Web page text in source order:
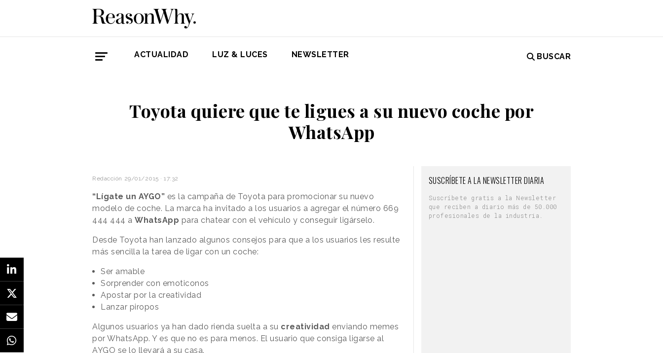
ACTUALIDAD LUZ & LUCES NEWSLETTER BUSCAR
Toyota quiere que te ligues a su nuevo coche por
WhatsApp
Redacción 29/01/2015 · 17:32
“Lígate un AYGO” es la campaña de Toyota para promocionar su nuevo
modelo de coche. La marca ha invitado a los usuarios a agregar el número 669
444 444 a WhatsApp para chatear con el vehículo y conseguir ligárselo.
Desde Toyota han lanzado algunos consejos para que a los usuarios les resulte
más sencilla la tarea de ligar con un coche:
Ser amable
Sorprender con emoticonos
Apostar por la creatividad
Lanzar piropos
Algunos usuarios ya han dado rienda suelta a su creatividad enviando memes
por WhatsApp. Y es que no es para menos. El usuario que consiga ligarse al
AYGO se lo llevará a su casa.
SUSCRÍBETE A LA NEWSLETTER DIARIA
Suscríbete gratis a la Newsletter
que reciben a diario más de 50.000
profesionales de la industria.